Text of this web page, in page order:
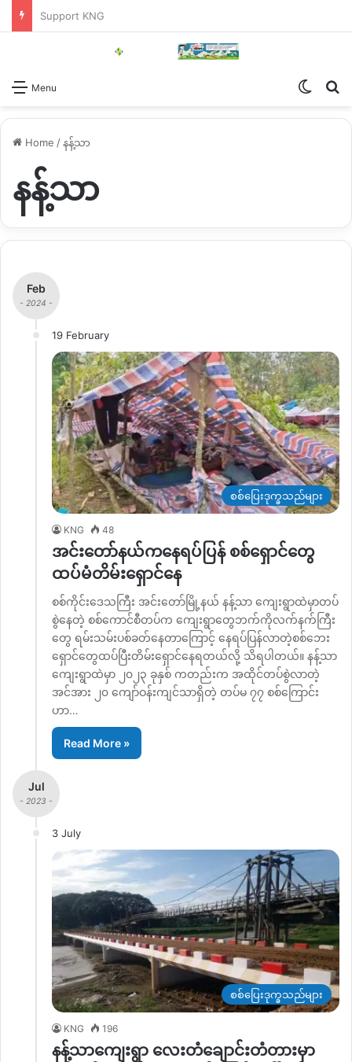
Support KNG
Menu
Home /နန့်သာ
နန့်သာ
Feb
- 2024 -
19 February
စစ်ပြေးဒုက္ခသည်များ
KNG 48
အင်းတော်နယ်ကနေရပ်ပြန် စစ်ရှောင်တွေ
ထပ်မံတိမ်းရှောင်နေ
စစ်ကိုင်းဒေသကြီး အင်းတော်မြို့နယ် နန့်သာ ကျေးရွာထဲမှာတပ်
စွဲနေတဲ့ စစ်ကောင်စီတပ်က ကျေးရွာတွေဘက်ကိုလက်နက်ကြီး
တွေ ရမ်းသမ်းပစ်ခတ်နေတာကြောင့် နေရပ်ပြန်လာတဲ့စစ်ဘေး
ရှောင်တွေထပ်ပြီးတိမ်းရှောင်နေရတယ်လို့ သိရပါတယ်။ နန့်သာ
ကျေးရွာထဲမှာ ၂၀၂၃ ခုနှစ် ကတည်းက အထိုင်တပ်စွဲလာတဲ့
အင်အား ၂၀ ကျော်ဝန်းကျင်သာရှိတဲ့ တပ်မ ၇၇ စစ်ကြောင်း
ဟာ…
Read More »
Jul
- 2023 -
3 July
စစ်ပြေးဒုက္ခသည်များ
KNG 196
နန့်သာကျေးရွာ လေးတံချောင်းတံတားမှာ